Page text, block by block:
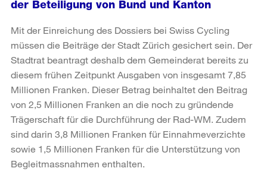
der Beteiligung von Bund und Kanton
Mit der Einreichung des Dossiers bei Swiss Cycling
müssen die Beiträge der Stadt Zürich gesichert sein. Der
Stadtrat beantragt deshalb dem Gemeinderat bereits zu
diesem frühen Zeitpunkt Ausgaben von insgesamt 7,85
Millionen Franken. Dieser Betrag beinhaltet den Beitrag
von 2,5 Millionen Franken an die noch zu gründende
Trägerschaft für die Durchführung der Rad-WM. Zudem
sind darin 3,8 Millionen Franken für Einnahmeverzichte
sowie 1,5 Millionen Franken für die Unterstützung von
Begleitmassnahmen enthalten.